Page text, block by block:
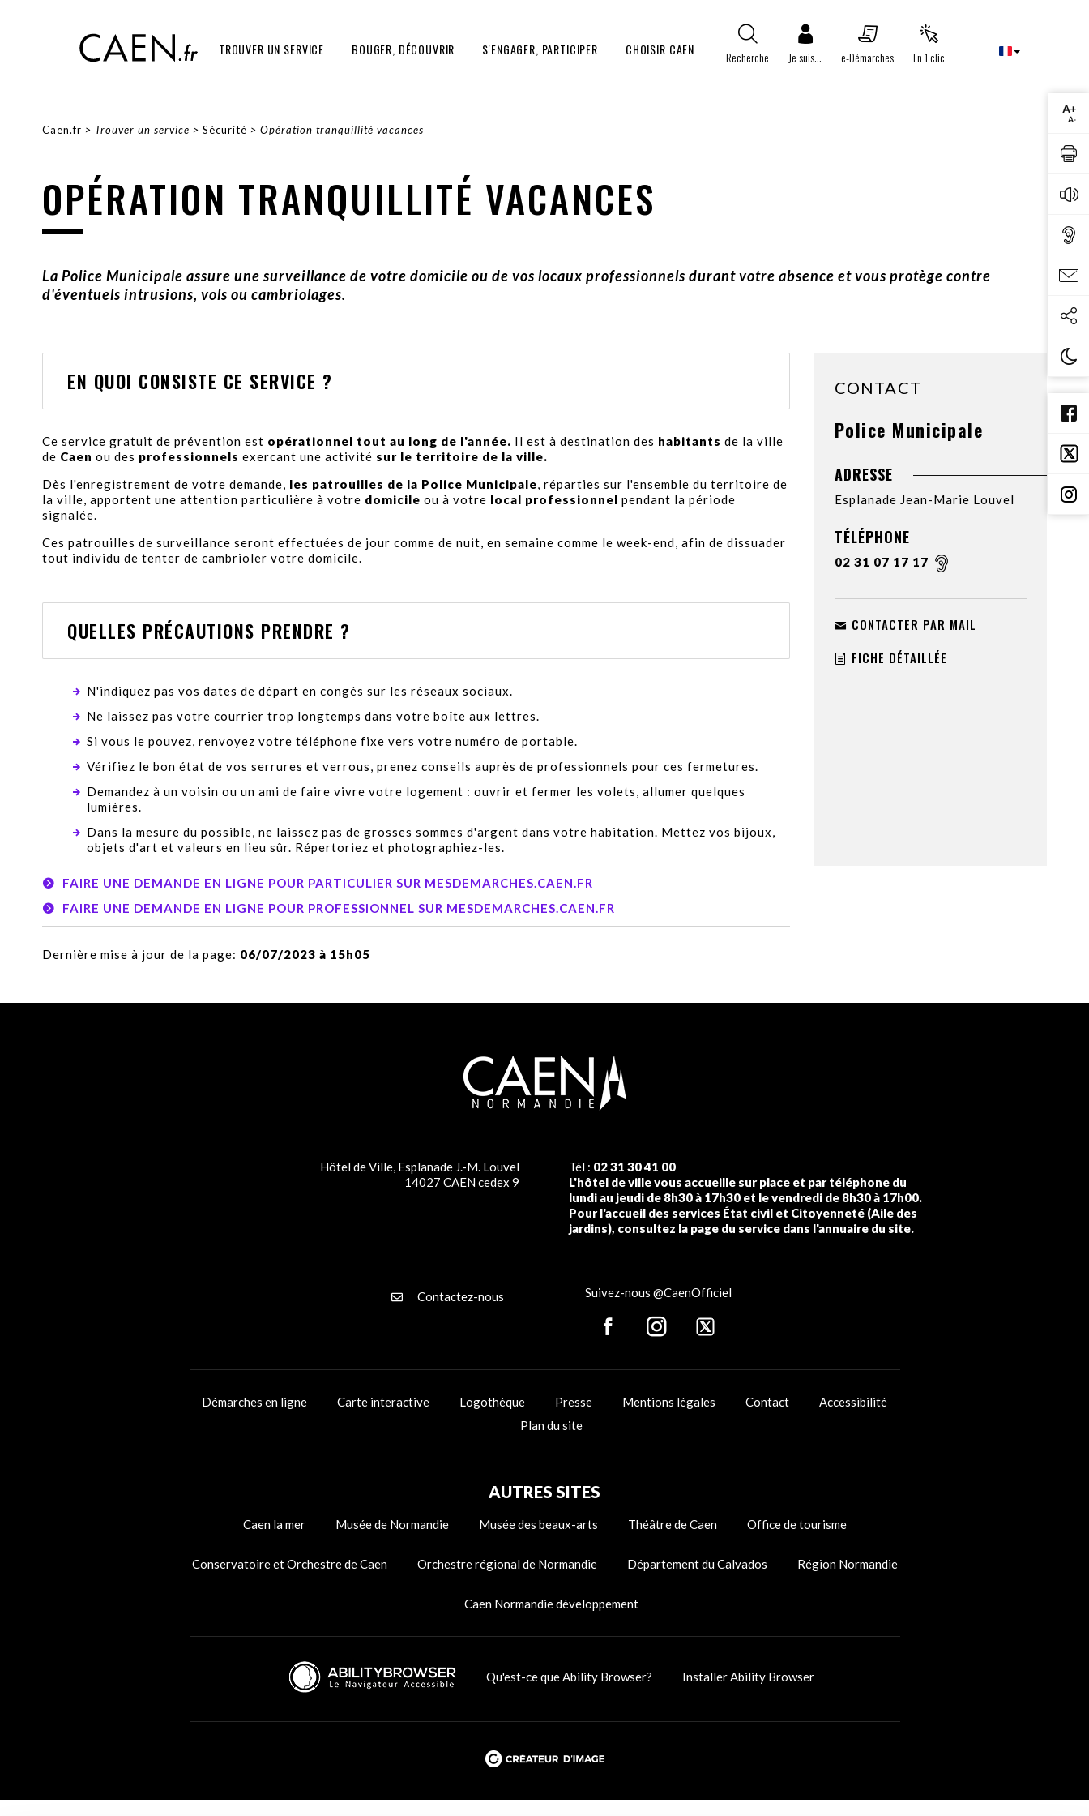
TROUVER UN SERVICE BOUGER, DÉCOUVRIR S'ENGAGER, PARTICIPER CHOISIR CAEN Recherche Je suis... e-Démarches En 1 clic
D'ARIANE
Caen.fr Trouver un service Sécurité Opération tranquillité vacances
OPÉRATION TRANQUILLITÉ VACANCES
La Police Municipale assure une surveillance de votre domicile ou de vos locaux professionnels durant votre absence et vous protège contre
d'éventuels intrusions, vols ou cambriolages.
EN QUOI CONSISTE CE SERVICE ?
Ce service gratuit de prévention est opérationnel tout au long de l'année. Il est à destination des habitants de la ville
de Caen ou des professionnels exercant une activité sur le territoire de la ville.
Dès l'enregistrement de votre demande, les patrouilles de la Police Municipale, réparties sur l'ensemble du territoire de
la ville, apportent une attention particulière à votre domicile ou à votre local professionnel pendant la période
signalée.
Ces patrouilles de surveillance seront effectuées de jour comme de nuit, en semaine comme le week-end, afin de dissuader
tout individu de tenter de cambrioler votre domicile.
QUELLES PRÉCAUTIONS PRENDRE ?
N'indiquez pas vos dates de départ en congés sur les réseaux sociaux.
Ne laissez pas votre courrier trop longtemps dans votre boîte aux lettres.
Si vous le pouvez, renvoyez votre téléphone fixe vers votre numéro de portable.
Vérifiez le bon état de vos serrures et verrous, prenez conseils auprès de professionnels pour ces fermetures.
Demandez à un voisin ou un ami de faire vivre votre logement : ouvrir et fermer les volets, allumer quelques
lumières.
Dans la mesure du possible, ne laissez pas de grosses sommes d'argent dans votre habitation. Mettez vos bijoux,
objets d'art et valeurs en lieu sûr. Répertoriez et photographiez-les.
FAIRE UNE DEMANDE EN LIGNE POUR PARTICULIER SUR MESDEMARCHES.CAEN.FR
FAIRE UNE DEMANDE EN LIGNE POUR PROFESSIONNEL SUR MESDEMARCHES.CAEN.FR
Dernière mise à jour de la page: 06/07/2023 à 15h05
CONTACT
Police Municipale
ADRESSE
Esplanade Jean-Marie Louvel
TÉLÉPHONE
02 31 07 17 17
CONTACTER PAR MAIL
FICHE DÉTAILLÉE
Hôtel de Ville, Esplanade J.-M. Louvel
14027 CAEN cedex 9
Tél : 02 31 30 41 00
L'hôtel de ville vous accueille sur place et par téléphone du
lundi au jeudi de 8h30 à 17h30 et le vendredi de 8h30 à 17h00.
Pour l'accueil des services État civil et Citoyenneté (Aile des
jardins), consultez la page du service dans l'annuaire du site.
Contactez-nous Suivez-nous @CaenOfficiel
Démarches en ligne Carte interactive Logothèque Presse Mentions légales Contact
Accessibilité
Plan du site
AUTRES SITES
Caen la mer Musée de Normandie Musée des beaux-arts Théâtre de Caen Office de tourisme
Conservatoire et Orchestre de Caen Orchestre régional de Normandie Département du Calvados Région Normandie
Caen Normandie développement
Qu'est-ce que Ability Browser? Installer Ability Browser